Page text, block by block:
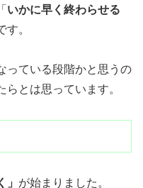
いかに早く終わらせる
。
っている段階かと思うの
とは思っています。
」 が始まりました。